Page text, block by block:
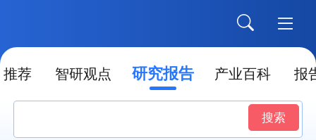
推荐 智研观点 研究报告 产业百科 报
搜索